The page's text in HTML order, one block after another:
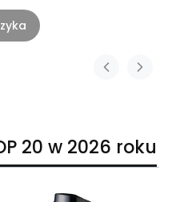
20 w 2026 roku